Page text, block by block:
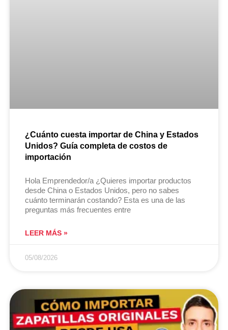
¿Cuánto cuesta importar de China y Estados
Unidos? Guía completa de costos de
importación
Hola Emprendedor/a ¿Quieres importar productos
desde China o Estados Unidos, pero no sabes
cuánto terminarán costando? Esta es una de las
preguntas más frecuentes entre
LEER MÁS »
05/08/2026